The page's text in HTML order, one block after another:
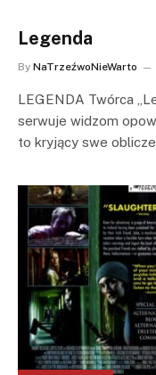
Legenda
By NaTrzeźwoNieWarto
LEGENDA Twórca
serwuje widzom
to kryjący swe